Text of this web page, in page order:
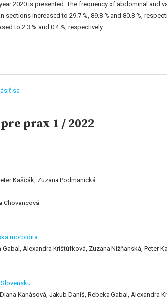
2020 is presented. The frequency of abdominal and
increased to 29.7 %, 89.8 % and 80.8 %,
to 2.3 % and 0.4 %, respectively.
sa
prax 1 / 2022
Kaščák, Zuzana Podmanická
Chovancová
morbidita
Alexandra Krištúfková, Zuzana Nižňanská, Peter
Kanásová, Jakub Daniš, Rebeka Gabal, Alexandra